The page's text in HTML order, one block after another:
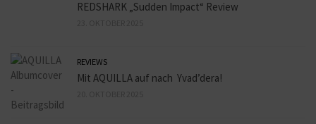
REDSHARK „Sudden Impact“ Review
REVIEWS
Mit AQUILLA auf nach Yvad’dera!